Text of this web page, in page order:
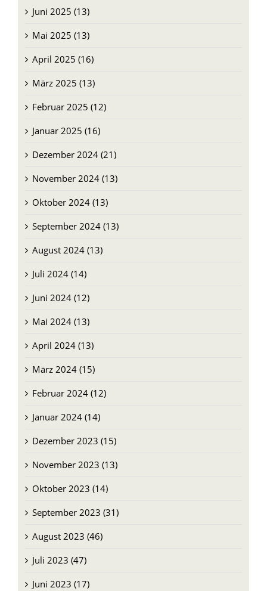
Juni 2025 (13)
Mai 2025 (13)
April 2025 (16)
März 2025 (13)
Februar 2025 (12)
Januar 2025 (16)
Dezember 2024 (21)
November 2024 (13)
Oktober 2024 (13)
September 2024 (13)
August 2024 (13)
Juli 2024 (14)
Juni 2024 (12)
Mai 2024 (13)
April 2024 (13)
März 2024 (15)
Februar 2024 (12)
Januar 2024 (14)
Dezember 2023 (15)
November 2023 (13)
Oktober 2023 (14)
September 2023 (31)
August 2023 (46)
Juli 2023 (47)
Juni 2023 (17)